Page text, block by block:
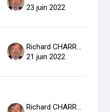
23 juin 2022
Richard CHARRON
21 juin 2022
Richard CHARRON